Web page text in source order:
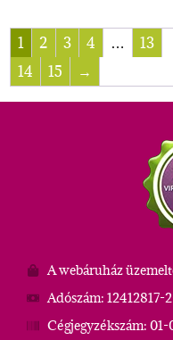
1 2 3 4 …
13
14
15 →
A webáruház
Adószám: 12412817-
Cégjegyzékszám: